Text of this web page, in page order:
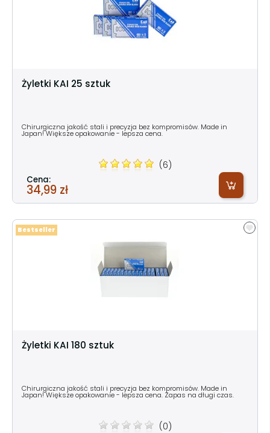
Żyletki KAI 25 sztuk
Chirurgiczna jakość stali i precyzja bez kompromisów. Made in
Japan! Większe opakowanie - lepsza cena.
(6)
Cena:
34,99 zł
Żyletki KAI 180 sztuk
Chirurgiczna jakość stali i precyzja bez kompromisów. Made in
Japan! Większe opakowanie - lepsza cena. Zapas na długi czas.
(0)
Bestseller